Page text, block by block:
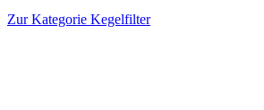
Zur Kategorie Kegelfilter